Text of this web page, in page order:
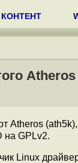
КОНТЕНТ
на GPLv2.
Linux